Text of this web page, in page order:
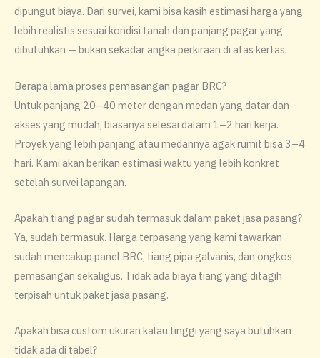
dipungut biaya. Dari survei, kami bisa kasih estimasi harga yang
lebih realistis sesuai kondisi tanah dan panjang pagar yang
dibutuhkan — bukan sekadar angka perkiraan di atas kertas.
Berapa lama proses pemasangan pagar BRC?
Untuk panjang 20–40 meter dengan medan yang datar dan
akses yang mudah, biasanya selesai dalam 1–2 hari kerja.
Proyek yang lebih panjang atau medannya agak rumit bisa 3–4
hari. Kami akan berikan estimasi waktu yang lebih konkret
setelah survei lapangan.
Apakah tiang pagar sudah termasuk dalam paket jasa pasang?
Ya, sudah termasuk. Harga terpasang yang kami tawarkan
sudah mencakup panel BRC, tiang pipa galvanis, dan ongkos
pemasangan sekaligus. Tidak ada biaya tiang yang ditagih
terpisah untuk paket jasa pasang.
Apakah bisa custom ukuran kalau tinggi yang saya butuhkan
tidak ada di tabel?